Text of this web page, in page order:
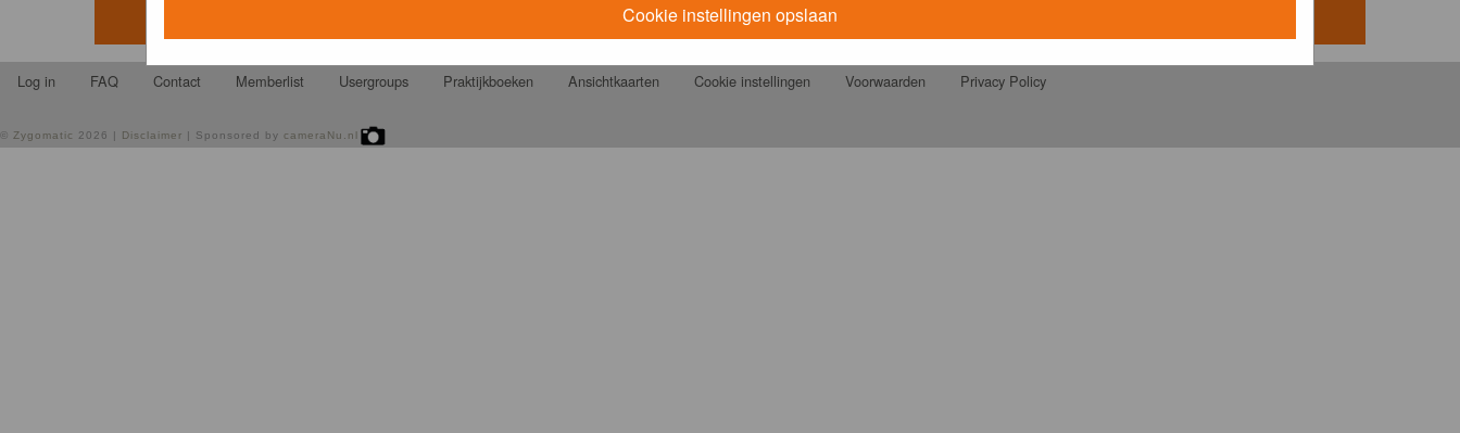
Cookie instellingen opslaan
Log in FAQ Contact Memberlist Usergroups Praktijkboeken Ansichtkaarten Cookie instellingen Voorwaarden Privacy Policy
© Zygomatic 2026 | Disclaimer | Sponsored by cameraNu.nl